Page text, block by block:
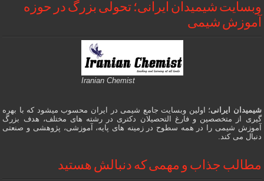
وبسایت شیمیدان ایرانی؛ تحولی بزرگ در حوزه
آموزش شیمی
Iranian Chemist
شیمیدان ایرانی؛ اولین وبسایت جامع شیمی در ایران محسوب میشود که با بهره
گیری از متخصصین و فارغ التحصیلان دکتری در رشته های مختلف، هدف بزرگ
آموزش شیمی را در همه سطوح در زمینه های پایه، آموزشی، پژوهشی و صنعتی
دنبال می کند.
مطالب جذاب و مهمی که دنبالش هستید